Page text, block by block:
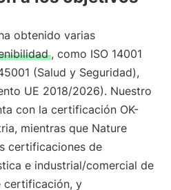
obtenido varias
, como ISO 14001
(Salud y Seguridad),
UE 2018/2026). Nuestro
con la certificación OK-
mientras que Nature
certificaciones de
e industrial/comercial de
certificación, y